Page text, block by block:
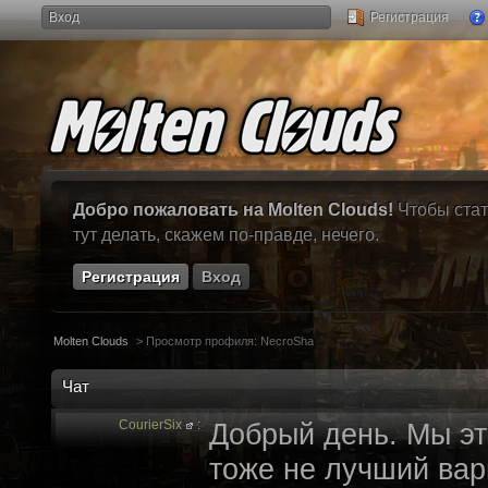
Вход Регистрация
Добро пожаловать на Molten Clouds! Чтобы
тут делать, скажем по-правде, нечего.
Регистрация Вход
Molten Clouds > Просмотр профиля: NecroSha
Чат
CourierSix : Добрый день. Мы
тоже не лучший